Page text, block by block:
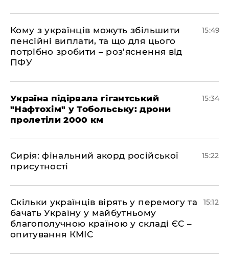
Кому з українців можуть збільшити
пенсійні виплати, та що для цього
потрібно зробити – роз'яснення від
ПФУ
15:49
Україна підірвала гігантський
"Нафтохім" у Тобольську: дрони
пролетіли 2000 км
15:34
​Сирія: фінальний акорд російської
присутності
15:22
Скільки українців вірять у перемогу та
бачать Україну у майбутньому
благополучною країною у складі ЄС –
опитування КМІС
15:12